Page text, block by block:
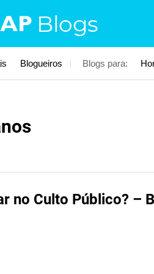
Blogs
Blogueiros Blogs para:
no Culto Público? –